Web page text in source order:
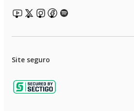
Site seguro